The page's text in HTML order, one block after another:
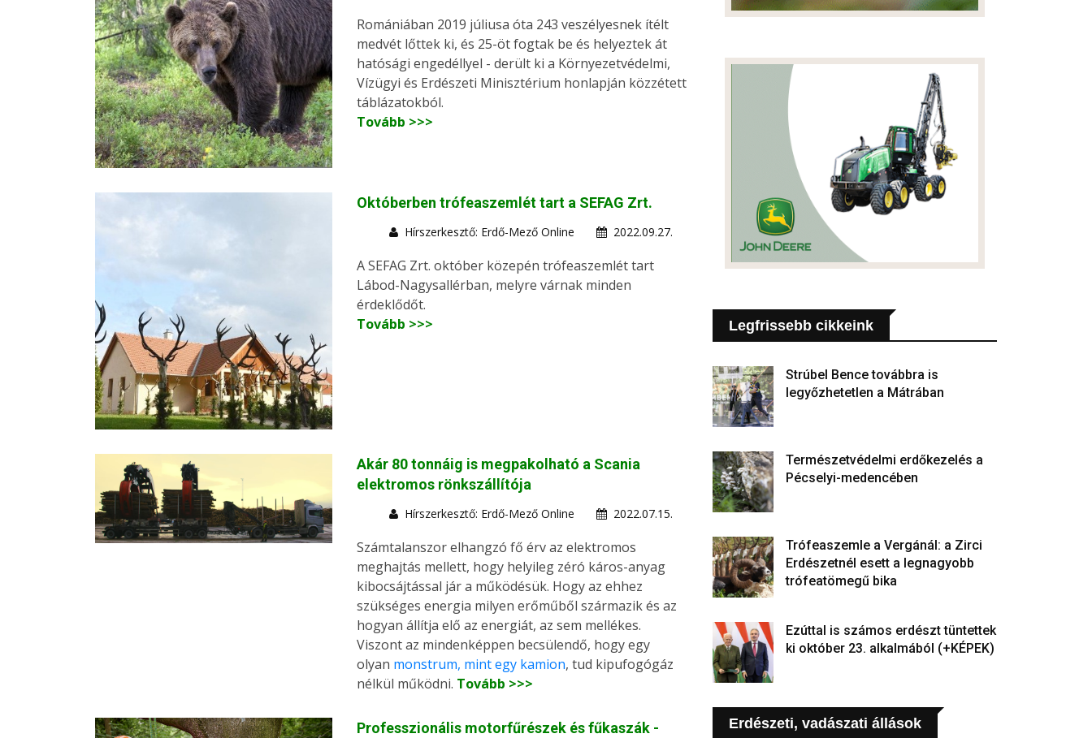
Romániában 2019 júliusa óta 243 veszélyesnek ítélt
medvét lőttek ki, és 25-öt fogtak be és helyeztek át
hatósági engedéllyel - derült ki a Környezetvédelmi,
Vízügyi és Erdészeti Minisztérium honlapján közzétett
táblázatokból.
Tovább >>>
Októberben trófeaszemlét tart a SEFAG Zrt.
Hírszerkesztő: Erdő-Mező Online 2022.09.27.
A SEFAG Zrt. október közepén trófeaszemlét tart
Lábod-Nagysallérban, melyre várnak minden
érdeklődőt.
Tovább >>>
Akár 80 tonnáig is megpakolható a Scania
elektromos rönkszállítója
Hírszerkesztő: Erdő-Mező Online 2022.07.15.
Számtalanszor elhangzó fő érv az elektromos
meghajtás mellett, hogy helyileg zéró káros-anyag
kibocsájtással jár a működésük. Hogy az ehhez
szükséges energia milyen erőműből származik és az
hogyan állítja elő az energiát, az sem mellékes.
Viszont az mindenképpen becsülendő, hogy egy
olyan monstrum, mint egy kamion, tud kipufogógáz
nélkül működni. Tovább >>>
Professzionális motorfűrészek és fűkaszák -
Legfrissebb cikkeink
Strúbel Bence továbbra is
legyőzhetetlen a Mátrában
Természetvédelmi erdőkezelés a
Pécselyi-medencében
Trófeaszemle a Vergánál: a Zirci
Erdészetnél esett a legnagyobb
trófeatömegű bika
Ezúttal is számos erdészt tüntettek
ki október 23. alkalmából (+KÉPEK)
Erdészeti, vadászati állások